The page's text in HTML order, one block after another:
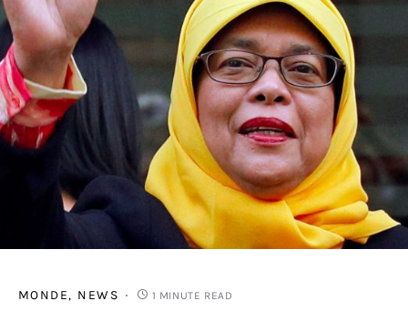
MONDE NEWS 1 MINUTE READ